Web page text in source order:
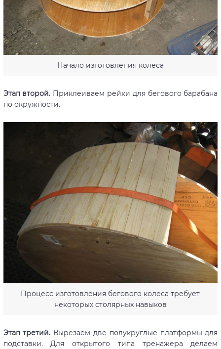
Начало изготовления колеса
Этап второй. Приклеиваем рейки для бегового барабана
по окружности.
Процесс изготовления бегового колеса требует
некоторых столярных навыков
Этап третий. Вырезаем две полукруглые платформы для
подставки. Для открытого типа тренажера делаем